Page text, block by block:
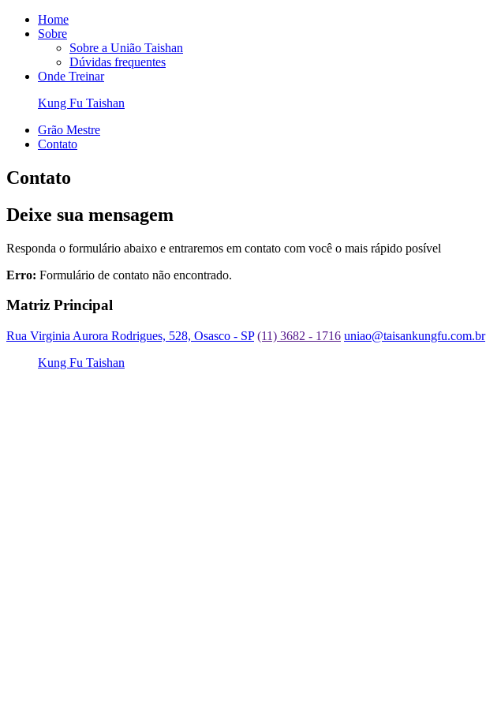
Home
Sobre
Sobre a União Taishan
Dúvidas frequentes
Onde Treinar
Kung Fu Taishan
Grão Mestre
Contato
Contato
Deixe sua mensagem
Responda o formulário abaixo e entraremos em contato com você o mais rápido posível
Erro: Formulário de contato não encontrado.
Matriz Principal
Rua Virginia Aurora Rodrigues, 528, Osasco - SP (11) 3682 - 1716 uniao@taisankungfu.com.br
Kung Fu Taishan